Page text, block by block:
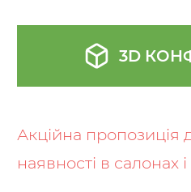
Акційна пропозиція
наявності в салонах
3D
the
beginning
of